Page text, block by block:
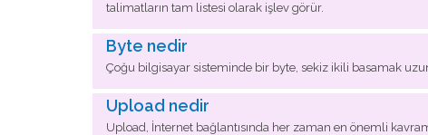
talimatların tam listesi olarak işlev görür.
Byte nedir
Çoğu bilgisayar sisteminde bir byte, sekiz ikili basamak
Upload nedir
Upload, İnternet bağlantısında her zaman en önemli